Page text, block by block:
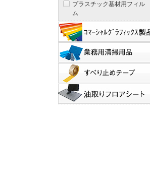
プラスチック基材用フィル
ム